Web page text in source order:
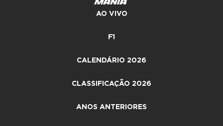
AO VIVO
F1
CALENDÁRIO 2026
CLASSIFICAÇÃO 2026
ANOS ANTERIORES